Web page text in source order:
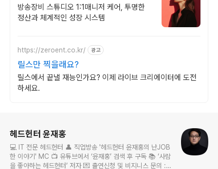
BJ 상시 모집
방송장비 스튜디오 1:1매니저 케어, 투명한
정산과 체계적인 성장 시스템
https://zeroent.co.kr/ 광고
릴스만 찍을래요?
릴스에서 끝낼 재능인가요? 이제 라이브 크리에이터에 도전
하세요.
헤드헌터 윤재홍
💻 IT 전문 헤드헌터 👤 직업방송 '헤드헌터 윤재홍의 난JOB
한 이야기' MC 📺 유튜브에서 ‘윤재홍’ 검색 후 구독 📚 ‘사람
을 좋아하는 헤드헌터’ 저자 💌 출연신청 및 비지니스 문의 :